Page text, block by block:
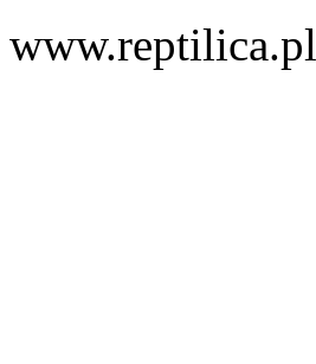
www.reptilica.pl